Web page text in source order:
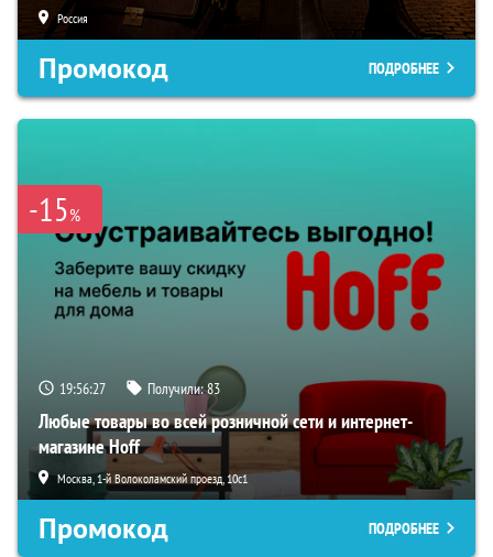
Россия
Промокод ПОДРОБНЕЕ
-15%
19:56:26 Получили:83
Любые товары во всей розничной сети и интернет-
магазине Hoff
Москва, 1-й Волоколамский проезд, 10с1
Промокод ПОДРОБНЕЕ